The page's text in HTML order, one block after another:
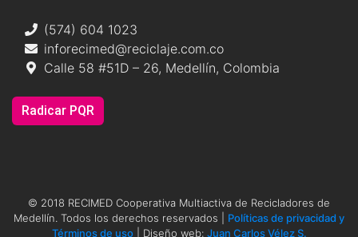
(574) 604 1023
inforecimed@reciclaje.com.co
Calle 58 #51D – 26, Medellín, Colombia
Radicar PQR
© 2018 RECIMED Cooperativa Multiactiva de Recicladores de
Medellín. Todos los derechos reservados | Políticas de privacidad y
Términos de uso| Diseño web: Juan Carlos Vélez S.